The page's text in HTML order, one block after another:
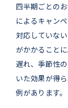
四半期ごとの
によるキャン
対応していな
がかかること
遅れ、季節性
いた効果が得
例があります。